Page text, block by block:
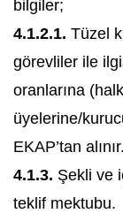
bilgiler;
4.1.2.1. Tüzel
görevliler ile
oranlarına
üyelerine/
EKAP’tan alınır.
4.1.3. Şekli ve
teklif mektubu.